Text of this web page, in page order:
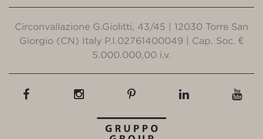
Circonvallazione G.Giolitti, 43/45 | 12030 Torre San
Giorgio (CN) Italy P.I.02761400049 | Cap. Soc. €
5.000.000,00 i.v.